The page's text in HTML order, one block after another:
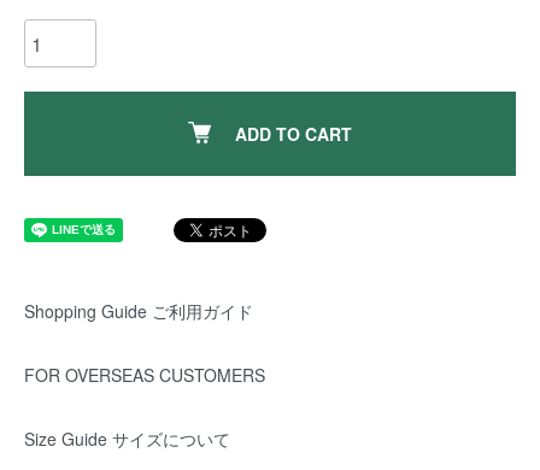
ADD TO CART
Shopping Guide ご利用ガイド
FOR OVERSEAS CUSTOMERS
Size Guide サイズについて